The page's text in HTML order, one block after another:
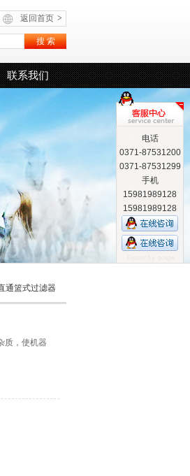
返回首页 >
联系我们
通篮式过滤器
质，使机器
电话
0371-87531200
0371-87531299
手机
15981989128
15981989128